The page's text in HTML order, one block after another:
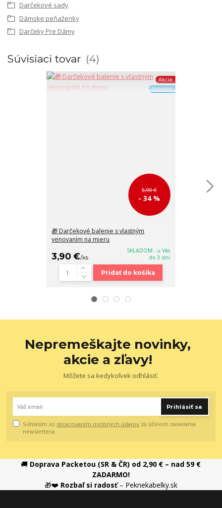
Darčekové sady
Dámske peňaženky
Darčeky Pre Dámy
Súvisiaci tovar 4
Akcia
Novinka
5,90 €
- 34 %
🎁 Darčekové balenie s vlastným
venovaním na mieru
3,90 €/ks
SKLADOM - u Vás
do 3 dní
Pridať do košíka
Nepremeškajte novinky,
akcie a zľavy!
Môžete sa kedykoľvek odhlásiť.
Prihlásiť sa
Súhlasím so spracovaním osobných údajov za účelom zasielania
newslettera.
🚚 Doprava Packetou (SR & ČR) od 2,90 € – nad 59 €
ZADARMO!
🎁❤️ Rozbaľ si radosť– Peknekabelky.sk